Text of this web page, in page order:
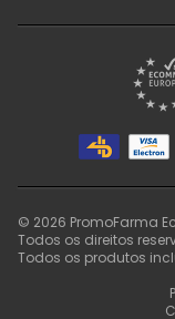
© 2026 PromoFarma
Todos os direitos
Todos os produtos